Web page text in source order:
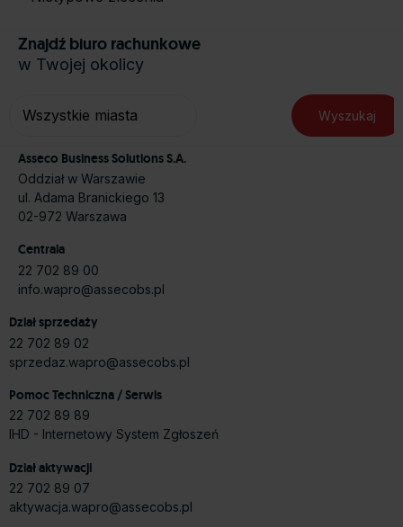
Znajdź biuro rachunkowe
w Twojej okolicy
Asseco Business Solutions S.A.
Oddział w Warszawie
ul. Adama Branickiego 13
02-972 Warszawa
Centrala
22 702 89 00
info.wapro@assecobs.pl
Dział sprzedaży
22 702 89 02
sprzedaz.wapro@assecobs.pl
Pomoc Techniczna / Serwis
22 702 89 89
IHD - Internetowy System Zgłoszeń
Dział aktywacji
22 702 89 07
aktywacja.wapro@assecobs.pl